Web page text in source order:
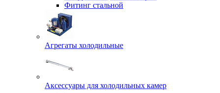
Фитинг стальной
Агрегаты холодильные
Аксессуары для холодильных камер